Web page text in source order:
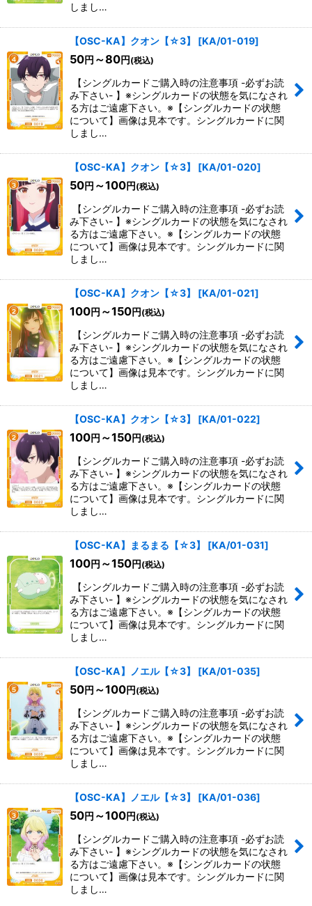
しまし…
【OSC-KA】クオン【☆3】 [KA/01-019]
50円 ～80円 (税込)
【シングルカードご購入時の注意事項 -必ずお読
み下さい- 】※シングルカードの状態を気になされ
る方はご遠慮下さい。※【シングルカードの状態
について】画像は見本です。シングルカードに関
しまし…
【OSC-KA】クオン【☆3】 [KA/01-020]
50円 ～100円 (税込)
【シングルカードご購入時の注意事項 -必ずお読
み下さい- 】※シングルカードの状態を気になされ
る方はご遠慮下さい。※【シングルカードの状態
について】画像は見本です。シングルカードに関
しまし…
【OSC-KA】クオン【☆3】 [KA/01-021]
100円 ～150円 (税込)
【シングルカードご購入時の注意事項 -必ずお読
み下さい- 】※シングルカードの状態を気になされ
る方はご遠慮下さい。※【シングルカードの状態
について】画像は見本です。シングルカードに関
しまし…
【OSC-KA】クオン【☆3】 [KA/01-022]
100円 ～150円 (税込)
【シングルカードご購入時の注意事項 -必ずお読
み下さい- 】※シングルカードの状態を気になされ
る方はご遠慮下さい。※【シングルカードの状態
について】画像は見本です。シングルカードに関
しまし…
【OSC-KA】まるまる【☆3】 [KA/01-031]
100円 ～150円 (税込)
【シングルカードご購入時の注意事項 -必ずお読
み下さい- 】※シングルカードの状態を気になされ
る方はご遠慮下さい。※【シングルカードの状態
について】画像は見本です。シングルカードに関
しまし…
【OSC-KA】ノエル【☆3】 [KA/01-035]
50円 ～100円 (税込)
【シングルカードご購入時の注意事項 -必ずお読
み下さい- 】※シングルカードの状態を気になされ
る方はご遠慮下さい。※【シングルカードの状態
について】画像は見本です。シングルカードに関
しまし…
【OSC-KA】ノエル【☆3】 [KA/01-036]
50円 ～100円 (税込)
【シングルカードご購入時の注意事項 -必ずお読
み下さい- 】※シングルカードの状態を気になされ
る方はご遠慮下さい。※【シングルカードの状態
について】画像は見本です。シングルカードに関
しまし…